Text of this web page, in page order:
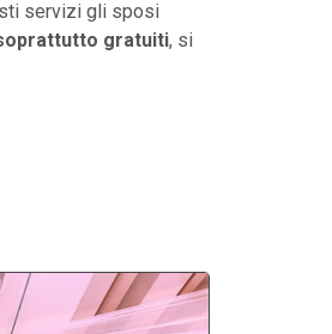
servizi gli sposi
gratuiti, si